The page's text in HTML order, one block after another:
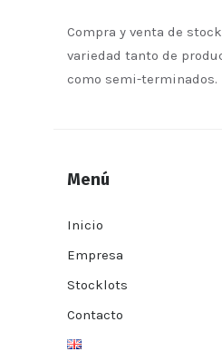
Compra y venta de
variedad tanto de
como semi-terminados.
Menú
Inicio
Empresa
Stocklots
Contacto